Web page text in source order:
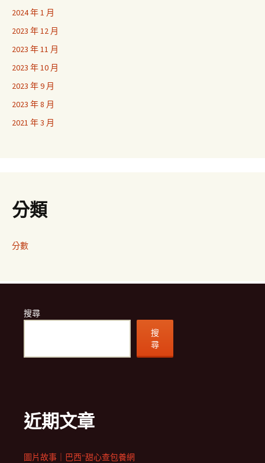
2024 年 1 月
2023 年 12 月
2023 年 11 月
2023 年 10 月
2023 年 9 月
2023 年 8 月
2021 年 3 月
分類
分數
搜尋
搜
尋
近期文章
圖片故事｜巴西“甜心查包養網